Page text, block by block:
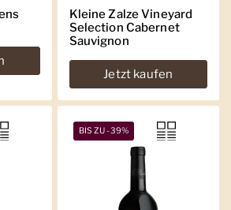
Kleine Zalze Vineyard
Selection Cabernet
Sauvignon
Jetzt kaufen
BIS ZU -39%